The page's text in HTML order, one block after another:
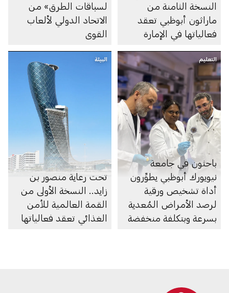
النسخة الثامنة من
ماراثون أبوظبي تعقد
فعالياتها في الإمارة
لسباقات الطرق» من
الاتحاد الدولي لألعاب
القوى
التعليم
باحثون في جامعة
نيويورك أبوظبي يطوِّرون
أداة تشخيص ورقية
لرصد الأمراض المُعدية
بسرعة وبتكلفة منخفضة
البيئة
تحت رعاية منصور بن
زايد.. النسخة الأولى من
القمة العالمية للأمن
الغذائي تعقد فعالياتها